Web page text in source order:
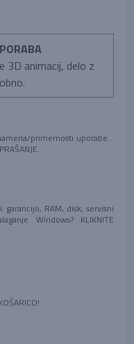
3D animacij, delo z
primernosti uporabe...
RAM, disk, servisni
Windows? KLIKNITE